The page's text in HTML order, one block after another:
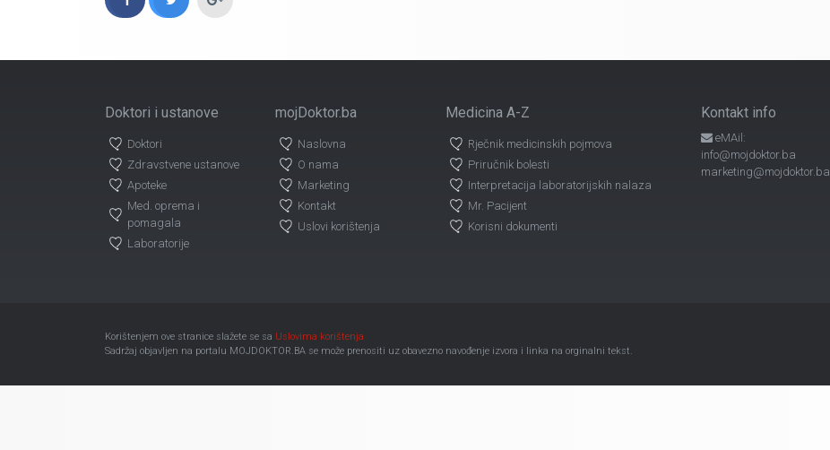
Doktori i ustanove
Doktori
Zdravstvene ustanove
Apoteke
Med. oprema i
pomagala
Laboratorije
mojDoktor.ba
Naslovna
O nama
Marketing
Kontakt
Uslovi korištenja
Medicina A-Z
Rječnik medicinskih pojmova
Priručnik bolesti
Interpretacija laboratorijskih nalaza
Mr. Pacijent
Korisni dokumenti
Kontakt info
eMAil:
info@mojdoktor.ba
marketing@mojdoktor.ba
Korištenjem ove stranice slažete se sa Uslovima korištenja
Sadržaj objavljen na portalu MOJDOKTOR.BA se može prenositi uz obavezno navođenje izvora i linka na orginalni tekst.